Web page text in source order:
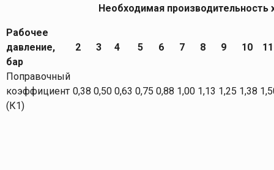
Необходимая производительность
Рабочее
давление,
бар
2 3 4 5 6 7 8 9 10 11
Поправочный
коэффициент
(К1)
0,38 0,50 0,63 0,75 0,88 1,00 1,13 1,25 1,38